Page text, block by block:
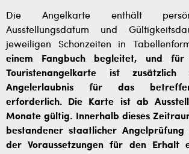
Die Angelkarte enthält
Ausstellungsdatum und
jeweiligen Schonzeiten in
einem Fangbuch begleitet, und für
Touristenangelkarte ist zusätzlich
Angelerlaubnis für das
erforderlich. Die Karte ist ab
Monate gültig. Innerhalb dieses
bestandener staatlicher
der Voraussetzungen für den Erhalt